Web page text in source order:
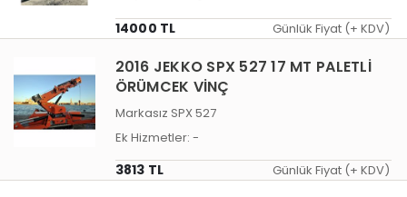
14000 TL Günlük Fiyat (+ KDV)
2016 JEKKO SPX 527 17 MT PALETLİ
ÖRÜMCEK VİNÇ
Markasız SPX 527
Ek Hizmetler: -
3813 TL Günlük Fiyat (+ KDV)